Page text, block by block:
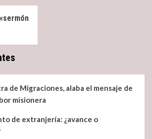
de Migraciones, alaba el mensaje de
misionera
de extranjería: ¿avance o